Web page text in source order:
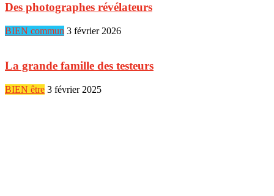
Des photographes révélateurs
BIEN commun 3 février 2026
La grande famille des testeurs
BIEN être 3 février 2025